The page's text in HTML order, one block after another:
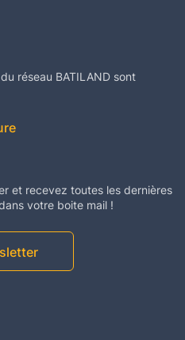
réseau BATILAND sont
et recevez toutes les dernières
votre boite mail !